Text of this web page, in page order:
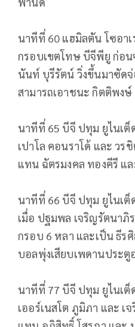
นาทีที่ 60 แฮมิลตัน โซอา
กรอบเขตโทษ บีจีพียู ก่อ
นันท์ บุรีรัตน์ วิ่งขึ้นมาซัด
สามารถเอาชนะ กิตติพงษ์
นาทีที่ 65 บีจี ปทุม ยูไนเต็
เปาโล คอนราโด้ และ วร
แทน ฉัตรมงคล ทองคีรี แ
นาทีที่ 66 บีจี ปทุม ยูไนเต็
เมื่อ ปฐมพล เจริญรัตนาภิ
กรอบ 6 หลา และเป็น ธีร
บอลพุ่งเสียบเพดานประตู
นาทีที่ 77 บีจี ปทุม ยูไนเต็
เออร์เนสโต ภูมิภา และ เ